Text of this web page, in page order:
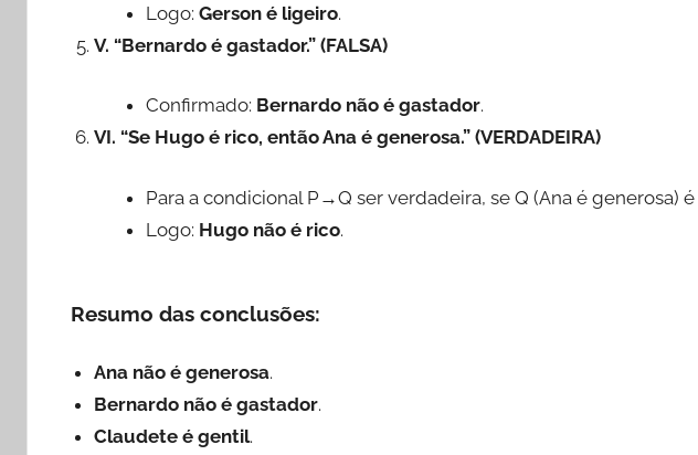
Logo: Gerson é ligeiro.
V. “Bernardo é gastador.” (FALSA)
Confirmado: Bernardo não é gastador.
VI. “Se Hugo é rico, então Ana é generosa.” (VERDADEIRA)
Para a condicional P→Q ser verdadeira, se Q (Ana é generosa) é
Logo: Hugo não é rico.
Resumo das conclusões:
Ana não é generosa.
Bernardo não é gastador.
Claudete é gentil.